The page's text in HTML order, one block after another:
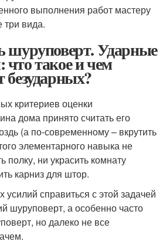
выполнения работ мастеру
три вида.
шуруповерт. Ударные
такое и чем
безударных?
критериев оценки
дома принято считать его
(а по-современному – вкрутить
элементарного навыка не
полку, ни украсить комнату
карниз для штор.
справиться с этой задачей
шуруповерт, а особенно часто
но далеко не все